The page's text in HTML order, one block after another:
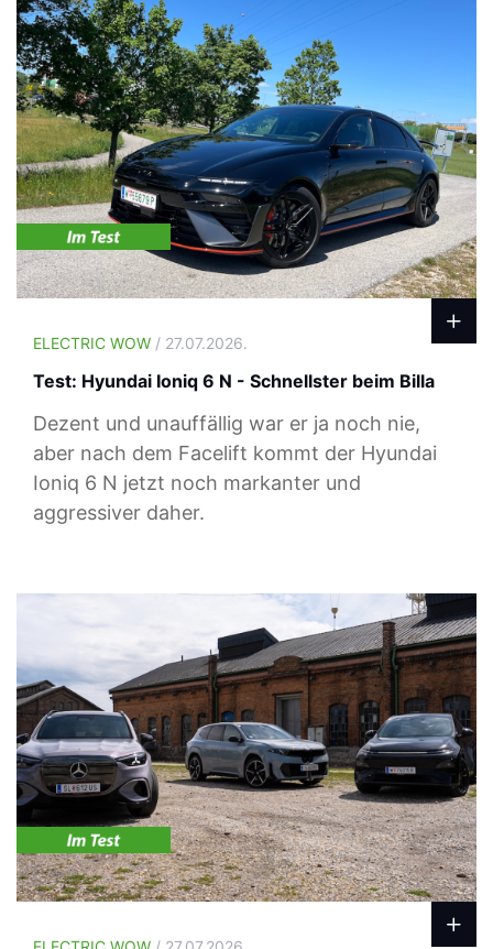
ELECTRIC WOW / 27.07.2026.
Test: Hyundai Ioniq 6 N - Schnellster beim Billa
Dezent und unauffällig war er ja noch nie,
aber nach dem Facelift kommt der Hyundai
Ioniq 6 N jetzt noch markanter und
aggressiver daher.